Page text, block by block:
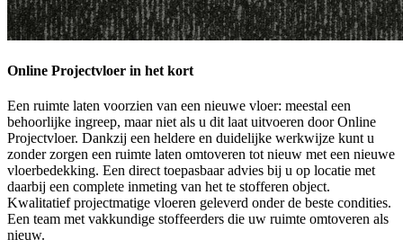
Online Projectvloer in het kort
Een ruimte laten voorzien van een nieuwe vloer: meestal een
behoorlijke ingreep, maar niet als u dit laat uitvoeren door Online
Projectvloer. Dankzij een heldere en duidelijke werkwijze kunt u
zonder zorgen een ruimte laten omtoveren tot nieuw met een nieuwe
vloerbedekking. Een direct toepasbaar advies bij u op locatie met
daarbij een complete inmeting van het te stofferen object.
Kwalitatief projectmatige vloeren geleverd onder de beste condities.
Een team met vakkundige stoffeerders die uw ruimte omtoveren als
nieuw.